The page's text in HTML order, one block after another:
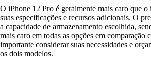
O iPhone 12 Pro é geralmente mais caro que
suas especificações e recursos adicionais. O
a capacidade de armazenamento escolhida,
mais caro em todas as opções em comparação
importante considerar suas necessidades e
os dois modelos.